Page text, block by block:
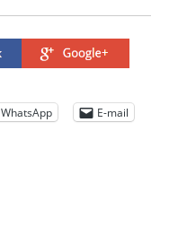
WhatsApp E-mail